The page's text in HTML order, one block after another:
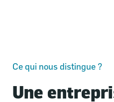
Ce qui nous distingue ?
Une